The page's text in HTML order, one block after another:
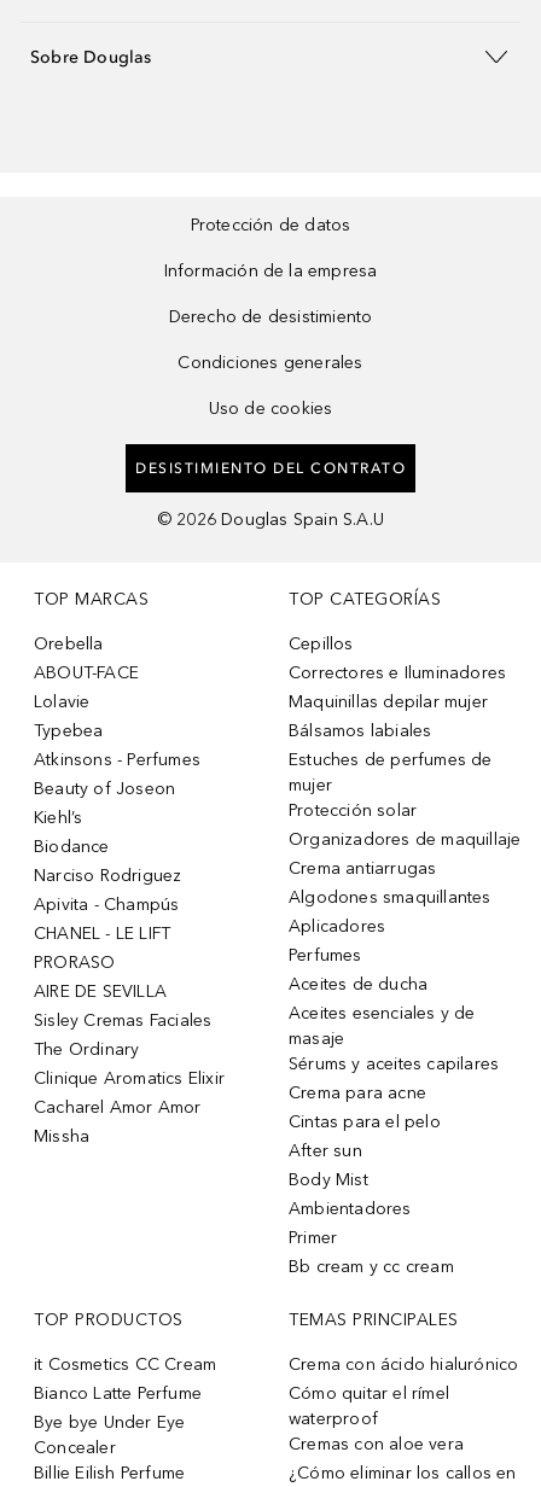
Sobre Douglas
Protección de datos
Información de la empresa
Derecho de desistimiento
Condiciones generales
Uso de cookies
DESISTIMIENTO DEL CONTRATO
© 2026 Douglas Spain S.A.U
TOP MARCAS
Orebella
ABOUT-FACE
Lolavie
Typebea
Atkinsons - Perfumes
Beauty of Joseon
Kiehl’s
Biodance
Narciso Rodriguez
Apivita - Champús
CHANEL - LE LIFT
PRORASO
AIRE DE SEVILLA
Sisley Cremas Faciales
The Ordinary
Clinique Aromatics Elixir
Cacharel Amor Amor
Missha
TOP CATEGORÍAS
Cepillos
Correctores e Iluminadores
Maquinillas depilar mujer
Bálsamos labiales
Estuches de perfumes de
mujer
Protección solar
Organizadores de maquillaje
Crema antiarrugas
Algodones smaquillantes
Aplicadores
Perfumes
Aceites de ducha
Aceites esenciales y de
masaje
Sérums y aceites capilares
Crema para acne
Cintas para el pelo
After sun
Body Mist
Ambientadores
Primer
Bb cream y cc cream
TOP PRODUCTOS
it Cosmetics CC Cream
Bianco Latte Perfume
Bye bye Under Eye
Concealer
Billie Eilish Perfume
TEMAS PRINCIPALES
Crema con ácido hialurónico
Cómo quitar el rímel
waterproof
Cremas con aloe vera
¿Cómo eliminar los callos en